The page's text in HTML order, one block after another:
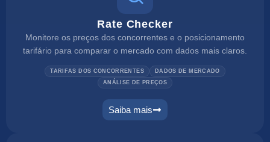
Rate Checker
Monitore os preços dos concorrentes e o posicionamento
tarifário para comparar o mercado com dados mais claros.
TARIFAS DOS CONCORRENTES
DADOS DE MERCADO
ANÁLISE DE PREÇOS
Saiba mais